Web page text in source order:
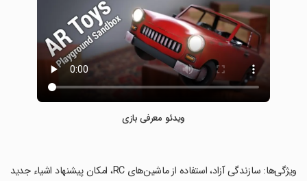
ویدئو معرفی بازی
‏ویژگی‌ها: سازندگی آزاد، استفاده از ماشین‌های RC، امکان پیشنهاد اشیاء جدید